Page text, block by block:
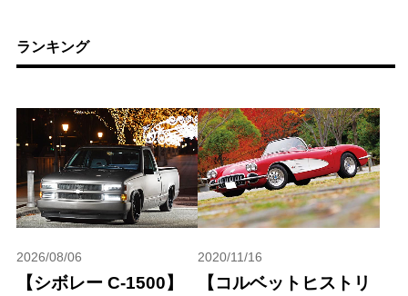
ランキング
2026/08/06
【シボレー C-1500】
2020/11/16
【コルベットヒストリ